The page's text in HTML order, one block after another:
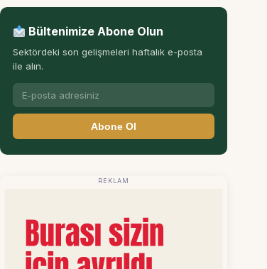
Bültenimize Abone Olun
Sektördeki son gelişmeleri haftalık e-posta
ile alın.
Abone Ol
REKLAM